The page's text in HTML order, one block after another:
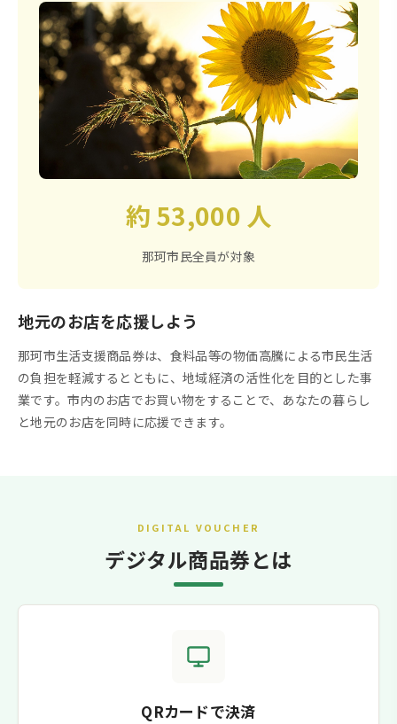
約 53,000 人
那珂市民全員が対象
地元のお店を応援しよう
那珂市生活支援商品券は、食料品等の物価高騰による市民生活
の負担を軽減するとともに、地域経済の活性化を目的とした事
業です。市内のお店でお買い物をすることで、あなたの暮らし
と地元のお店を同時に応援できます。
DIGITAL VOUCHER
デジタル商品券とは
QRカードで決済